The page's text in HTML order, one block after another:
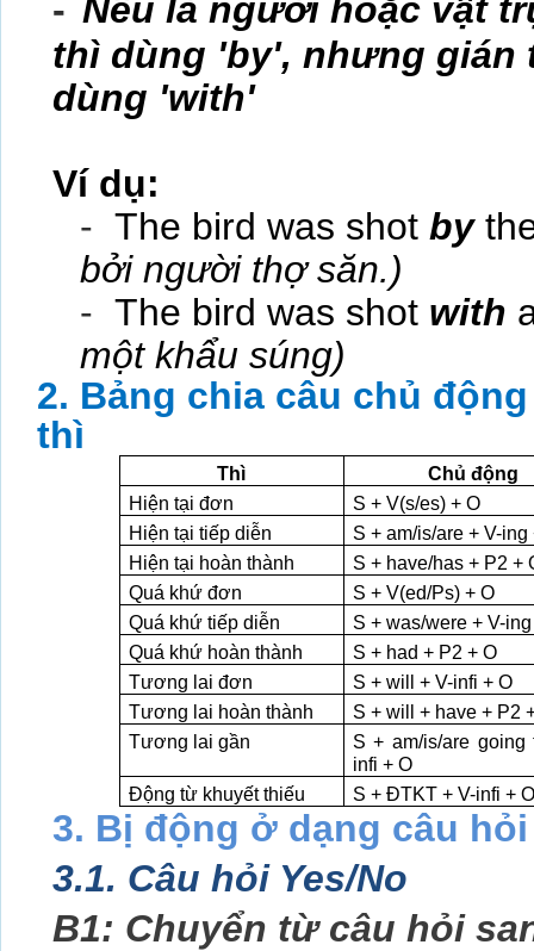
- Nếu là người hoặc vật
thì dùng 'by', nhưng gián
dùng 'with'
Ví dụ:
- The bird was shot by
bởi ngườithợ săn.)
- The bird was shot with
một khẩu súng)
2. Bảng chia câu chủ
thì
Thì
Chủ động
Hiện tại đơn
S + V(s/es) + O
Hiện tại tiếp diễn
S + am/is/are + V-ing
Hiện tại hoàn thành
S + have/has + P2 +
Quá khứ đơn
S + V(ed/Ps) + O
Quá khứ tiếp diễn
S + was/were + V-ing
Quá khứ hoàn thành
S + had + P2 + O
Tương lai đơn
S + will + V-infi + O
Tương lai hoàn thành
S + will + have + P2
Tương lai gần
S + am/is/are going
infi + O
Động từ khuyết thiếu
S + ĐTKT + V-infi + O
3. Bị động ở dạng câu hỏi
3.1. Câu hỏi Yes/No
B1: Chuyển từ câu hỏi